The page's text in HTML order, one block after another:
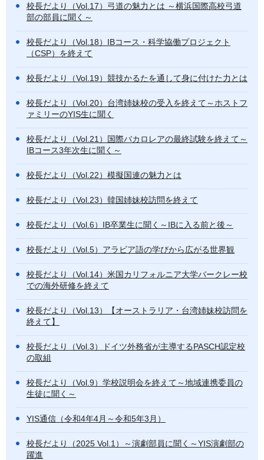
校長だより（Vol.17）弓道の魅力とは ～横浜国際高校弓道
部の部員に聞く～
校長だより（Vol.18）IBコース・科学協働プロジェクト
（CSP）を終えて
校長だより（Vol.19）競技かるたを通して身に付けた力とは
校長だより（Vol.20）台湾姉妹校の受入を終えて～ホストフ
ァミリーのYIS生に聞く
校長だより（Vol.21）国際バカロレアの最終試験を終えて～
IBコース3年次生に聞く～
校長だより（Vol.22）模擬国連の魅力とは
校長だより（Vol.23）韓国姉妹校訪問を終えて
校長だより（Vol.6）IB卒業生に聞く～IBに入る前と後～
校長だより（Vol.5）アラビア語の学びから広がる世界観
校長だより（Vol.14）米国カリフォルニア大学バークレー校
での海外研修を終えて
校長だより（Vol.13）【オーストラリア・台湾姉妹校訪問を
終えて】
校長だより（Vol.3）ドイツ外務省が主導するPASCH認定校
の取組
校長だより（Vol.9）学校説明会を終えて～地域連携委員の
生徒に聞く～
YIS通信（令和4年4月～令和5年3月）
校長だより（2025 Vol.1）～演劇部員に聞く～YIS演劇部の
躍進